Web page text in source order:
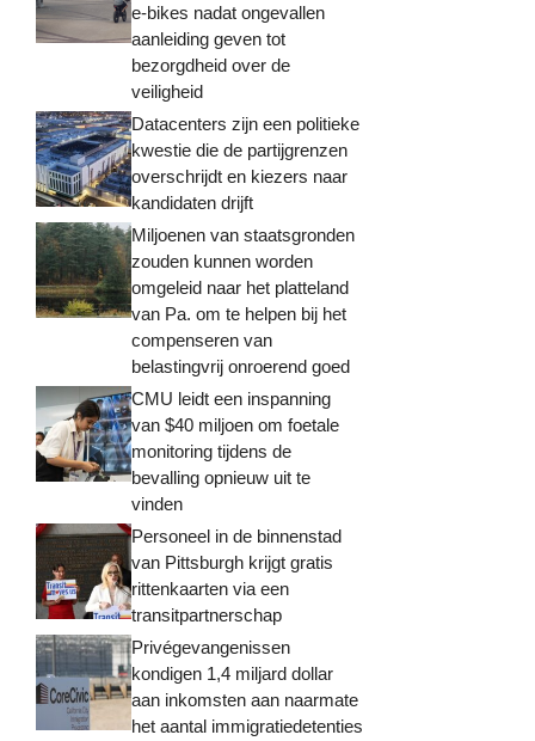
e-bikes nadat ongevallen
aanleiding geven tot
bezorgdheid over de
veiligheid
Datacenters zijn een politieke
kwestie die de partijgrenzen
overschrijdt en kiezers naar
kandidaten drijft
Miljoenen van staatsgronden
zouden kunnen worden
omgeleid naar het platteland
van Pa. om te helpen bij het
compenseren van
belastingvrij onroerend goed
CMU leidt een inspanning
van $40 miljoen om foetale
monitoring tijdens de
bevalling opnieuw uit te
vinden
Personeel in de binnenstad
van Pittsburgh krijgt gratis
rittenkaarten via een
transitpartnerschap
Privégevangenissen
kondigen 1,4 miljard dollar
aan inkomsten aan naarmate
het aantal immigratiedetenties